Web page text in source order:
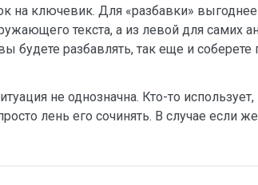
на ключевик. Для «разбавки»
текста, а из левой для самих
разбавлять, так еще и соберете
не однозначна. Кто-то использует,
лень его сочинять. В случае если